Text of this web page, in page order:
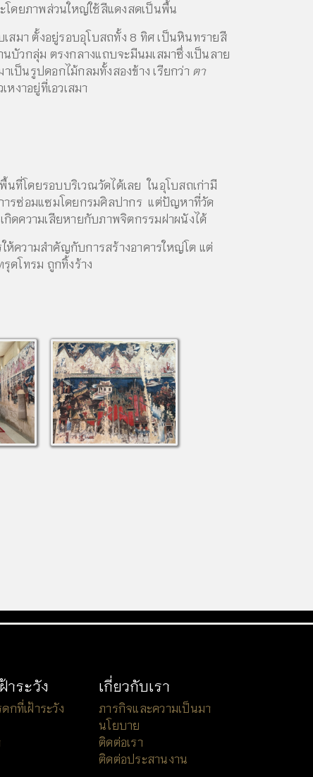
โดยภาพส่วนใหญ่ใช้สีแดงสดเป็นพื้น
สมา ตั้งอยู่รอบอุโบสถทั้ง 8 ทิศ เป็นหินทรายสี
บัวกลุ่ม ตรงกลางแถบจะมีนมเสมาซึ่งเป็นลาย
ป็นรูปดอกไม้กลมทั้งสองข้าง เรียกว่า ตา
งาอยู่ที่เอวเสมา
นที่โดยรอบบริเวณวัดได้เลย ในอุโบสถเก่ามี
ารซ่อมแซมโดยกรมศิลปากร แต่ปัญหาที่วัด
ดความเสียหายกับภาพจิตกรรมฝาผนังได้
ห้ความสำคัญกับการสร้างอาคารใหญ่โต แต่
ดโทรม ถูกทิ้งร้าง
าระวัง
กที่เฝ้าระวัง
เกี่ยวกับเรา
ภารกิจและความเป็นมา
นโยบาย
ติดต่อเรา
ติดต่อประสานงาน